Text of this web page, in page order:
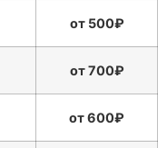
от 500₽
от 700₽
от 600₽